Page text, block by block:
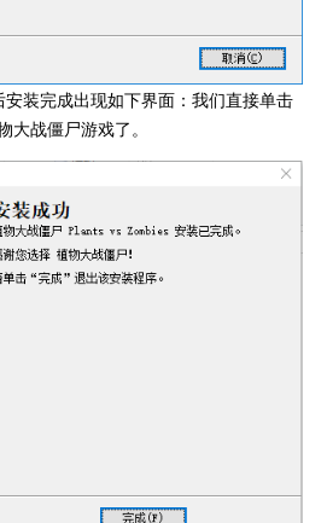
装完成出现如下界面：我们直接单击
大战僵尸游戏了。